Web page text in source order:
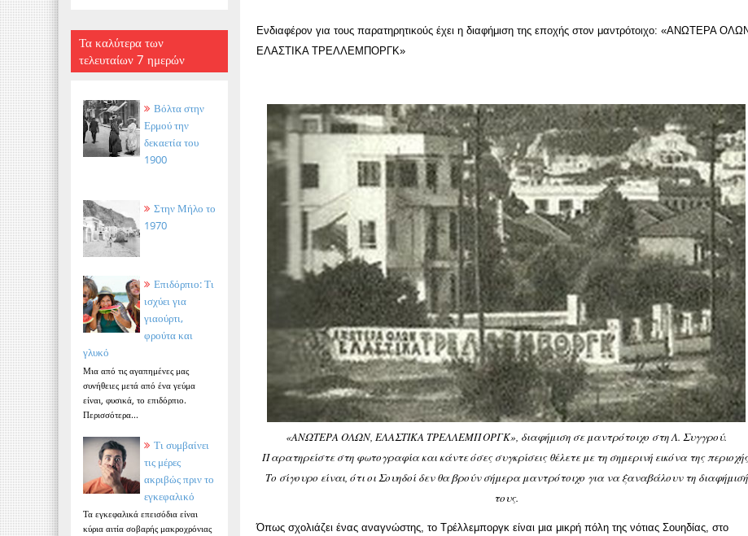
Τα καλύτερα των
τελευταίων 7 ημερών
Βόλτα στην
Ερμού την
δεκαετία του
1900
Στην Μήλο το
1970
Επιδόρπιο: Τι
ισχύει για
γιαούρτι,
φρούτα και
γλυκό
Μια από τις αγαπημένες μας
συνήθειες μετά από ένα γεύμα
είναι, φυσικά, το επιδόρπιο.
Περισσότερα...
Τι συμβαίνει
τις μέρες
ακριβώς πριν το
εγκεφαλικό
Τα εγκεφαλικά επεισόδια είναι
κύρια αιτία σοβαρής μακροχρόνιας
Ενδιαφέρον για τους παρατηρητικούς έχει η διαφήμιση της εποχής στον μαντρότοιχο: «ΑΝΩΤΕΡΑ
ΕΛΑΣΤΙΚΑ ΤΡΕΛΛΕΜΠΟΡΓΚ»
«ΑΝΩΤΕΡΑ ΟΛΩΝ, ΕΛΑΣΤΙΚΑ ΤΡΕΛΛΕΜΠΟΡΓΚ», διαφήμιση σε μαντρότοιχο στη Λ. Συγγρού.
Παρατηρείστε στη φωτογραφία και κάντε όσες συγκρίσεις θέλετε με τη σημερινή εικόνα της
Το σίγουρο είναι, ότι οι Σουηδοί δεν θα βρούν σήμερα μαντρότοιχο για να ξαναβάλουν τη διαφήμισή
τους.
Όπως σχολιάζει ένας αναγνώστης, το Τρέλλεμποργκ είναι μια μικρή πόλη της νότιας Σουηδίας, στο